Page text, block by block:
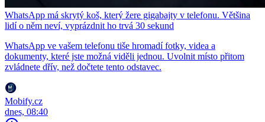
WhatsApp má skrytý koš, který žere gigabajty v telefonu. Většina
lidí o něm neví, vyprázdnit ho trvá 30 sekund
WhatsApp ve vašem telefonu tiše hromadí fotky, videa a
dokumenty, které jste možná viděli jednou. Uvolnit místo přitom
zvládnete dřív, než dočtete tento odstavec.
Mobify.cz
dnes, 08:40